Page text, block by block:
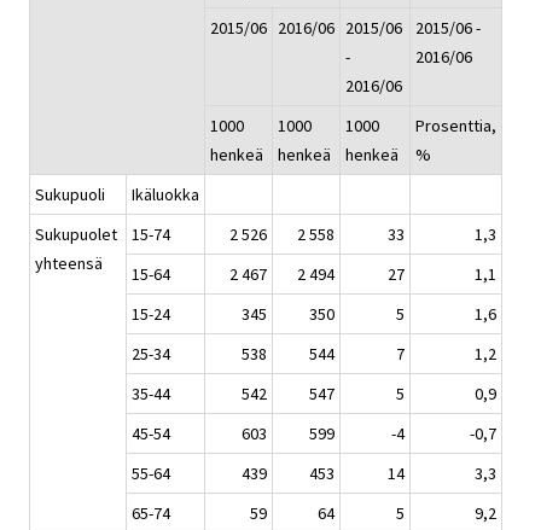
2015/06 2016/06 2015/06
-
2016/06
2015/06 -
2016/06
1000
henkeä
1000
henkeä
1000
henkeä
Prosenttia,
%
Sukupuoli
Ikäluokka
Sukupuolet
yhteensä
15-74 2 526 2 558 33
1,3
15-64
2 467 2 494 27
1,1
15-24
345 350 5
1,6
25-34
538 544 7
1,2
35-44
542 547 5
0,9
45-54
603 599 -4
-0,7
55-64
439 453 14
3,3
65-74
59 64 5
9,2